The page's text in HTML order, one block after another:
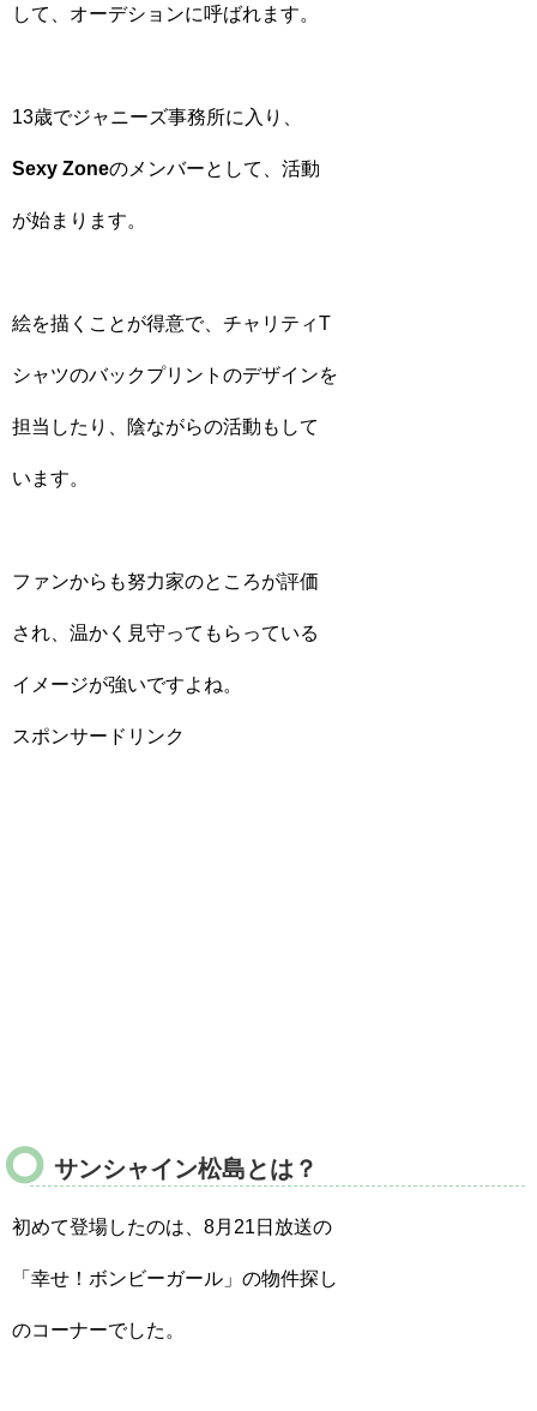
して、オーデションに呼ばれます。
13歳でジャニーズ事務所に入り、
Sexy Zoneのメンバーとして、活動
が始まります。
絵を描くことが得意で、チャリティT
シャツのバックプリントのデザインを
担当したり、陰ながらの活動もして
います。
ファンからも努力家のところが評価
され、温かく見守ってもらっている
イメージが強いですよね。
スポンサードリンク
サンシャイン松島とは？
初めて登場したのは、8月21日放送の
「幸せ！ボンビーガール」の物件探し
のコーナーでした。